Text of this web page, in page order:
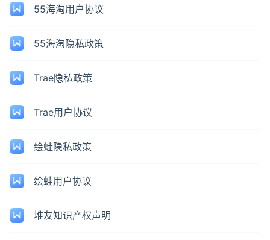
55海淘用户协议
55海淘隐私政策
Trae隐私政策
Trae用户协议
绘蛙隐私政策
绘蛙用户协议
堆友知识产权声明